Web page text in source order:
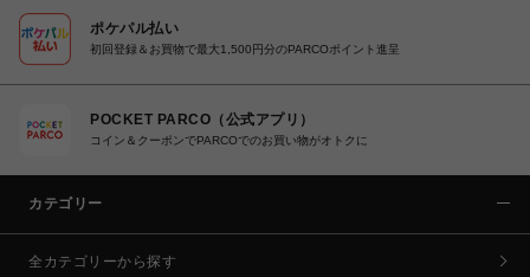
ポケパル払い
初回登録＆お買物で最大1,500円分のPARCOポイント進呈
POCKET PARCO（公式アプリ）
コイン＆クーポンでPARCOでのお買い物がオトクに
カテゴリー
全カテゴリーから探す